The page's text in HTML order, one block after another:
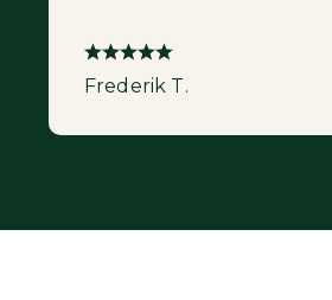
de mon côté ! Je ferais sans
ImAvenir à nouveau.
Frederik T.